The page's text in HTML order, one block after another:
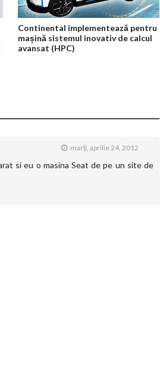
Continental implementează pentru
mașină sistemul inovativ de calcul
avansat (HPC)
marți, aprilie 24, 2012
si eu o masina Seat de pe un site de